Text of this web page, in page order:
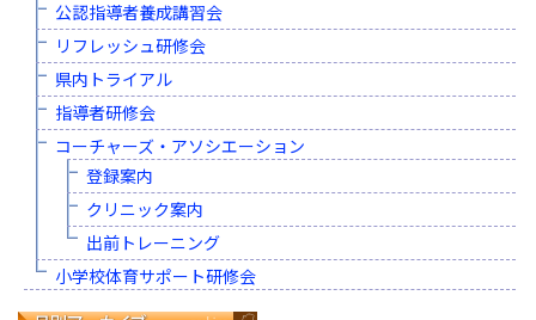
公認指導者養成講習会
リフレッシュ研修会
県内トライアル
指導者研修会
コーチャーズ・アソシエーション
登録案内
クリニック案内
出前トレーニング
小学校体育サポート研修会